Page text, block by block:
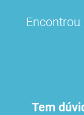
Tem